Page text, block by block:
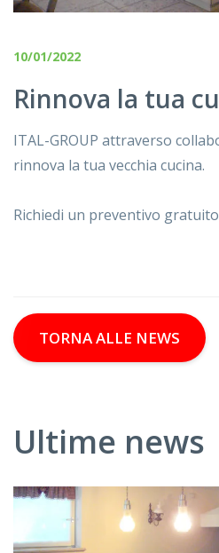
10/01/2022
Rinnova la tua
ITAL-GROUP attraverso
rinnova la tua vecchia cucina.
Richiedi un preventivo gratuito
TORNA ALLE NEWS
Ultime news